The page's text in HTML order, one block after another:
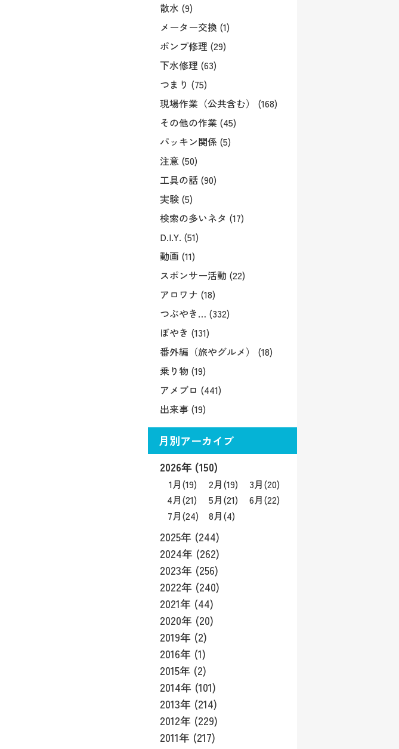
散水 (9)
メーター交換 (1)
ポンプ修理 (29)
下水修理 (63)
つまり (75)
現場作業（公共含む） (168)
その他の作業 (45)
パッキン関係 (5)
注意 (50)
工具の話 (90)
実験 (5)
検索の多いネタ (17)
D.I.Y. (51)
動画 (11)
スポンサー活動 (22)
アロワナ (18)
つぶやき… (332)
ぼやき (131)
番外編（旅やグルメ） (18)
乗り物 (19)
アメブロ (441)
出来事 (19)
月別アーカイブ
2026年 (150)
1月(19) 2月(19) 3月(20)
4月(21) 5月(21) 6月(22)
7月(24) 8月(4)
2025年 (244)
2024年 (262)
2023年 (256)
2022年 (240)
2021年 (44)
2020年 (20)
2019年 (2)
2016年 (1)
2015年 (2)
2014年 (101)
2013年 (214)
2012年 (229)
2011年 (217)